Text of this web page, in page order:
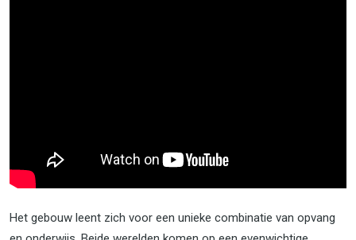
Het gebouw leent zich voor een unieke combinatie van opvang